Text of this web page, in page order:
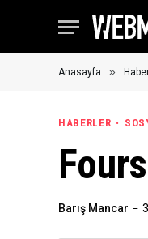
Anasayfa »
HABERLER
Barış Mancar